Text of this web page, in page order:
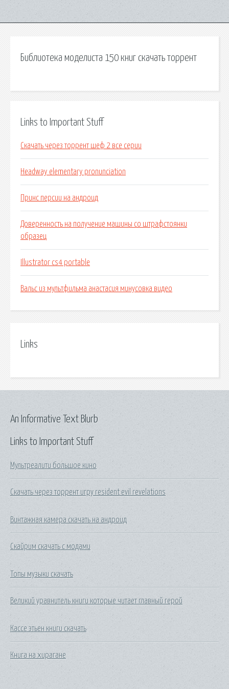
Библиотека моделиста 150 книг скачать торрент
Links to Important Stuff
Скачать через торрент шеф 2 все серии
Headway elementary pronunciation
Принс персии на андроид
Доверенность на получение машины со штрафстоянки
образец
Illustrator cs4 portable
Вальс из мультфильма анастасия минусовка видео
Links
Links to Important Stuff
Мультреалити большое кино
Скачать через торрент игру resident evil revelations
Винтажная камера скачать на андроид
Скайрим скачать с модами
Топы музыки скачать
Великий уравнитель книги которые читает главный герой
Кассе этьен книги скачать
Книга на хирагане
An Informative Text Blurb